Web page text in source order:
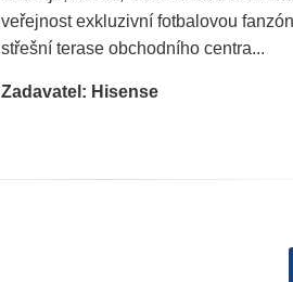
veřejnost exkluzivní fotbalovou
střešní terase obchodního centra...
Zadavatel: Hisense